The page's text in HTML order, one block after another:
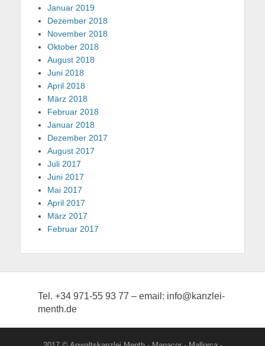
Januar 2019
Dezember 2018
November 2018
Oktober 2018
August 2018
Juni 2018
April 2018
März 2018
Februar 2018
Januar 2018
Dezember 2017
August 2017
Juli 2017
Juni 2017
Mai 2017
April 2017
März 2017
Februar 2017
Tel. +34 971-55 93 77 – email: info@kanzlei-
menth.de